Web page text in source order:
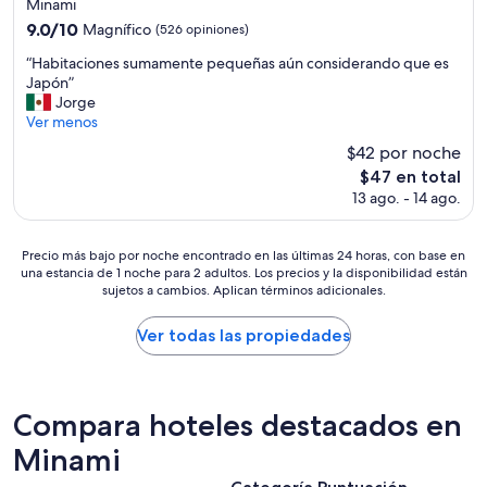
p
e
o
n
d
o
r
o
3.0
Minami
9.0
10,
Magnífico,
(526
opiniones)
9.0/10 Magnífico (526 opiniones)
“
H
a
b
i
n
e
e
n
e
“Habitaciones sumamente pequeñas aún considerando que es
Japón”
Jorge
Ver menos
$42 por noche
El
precio
de
$47
$47 en total
13 ago. - 14 ago.
Precio
más
últimas
24
horas,
con
Precio más bajo por noche encontrado en las últimas 24 horas, con base en
una estancia de 1 noche para 2 adultos. Los precios y la disponibilidad están
sujetos a cambios. Aplican términos adicionales.
Ver todas las propiedades
Compara hoteles destacados en
Minami